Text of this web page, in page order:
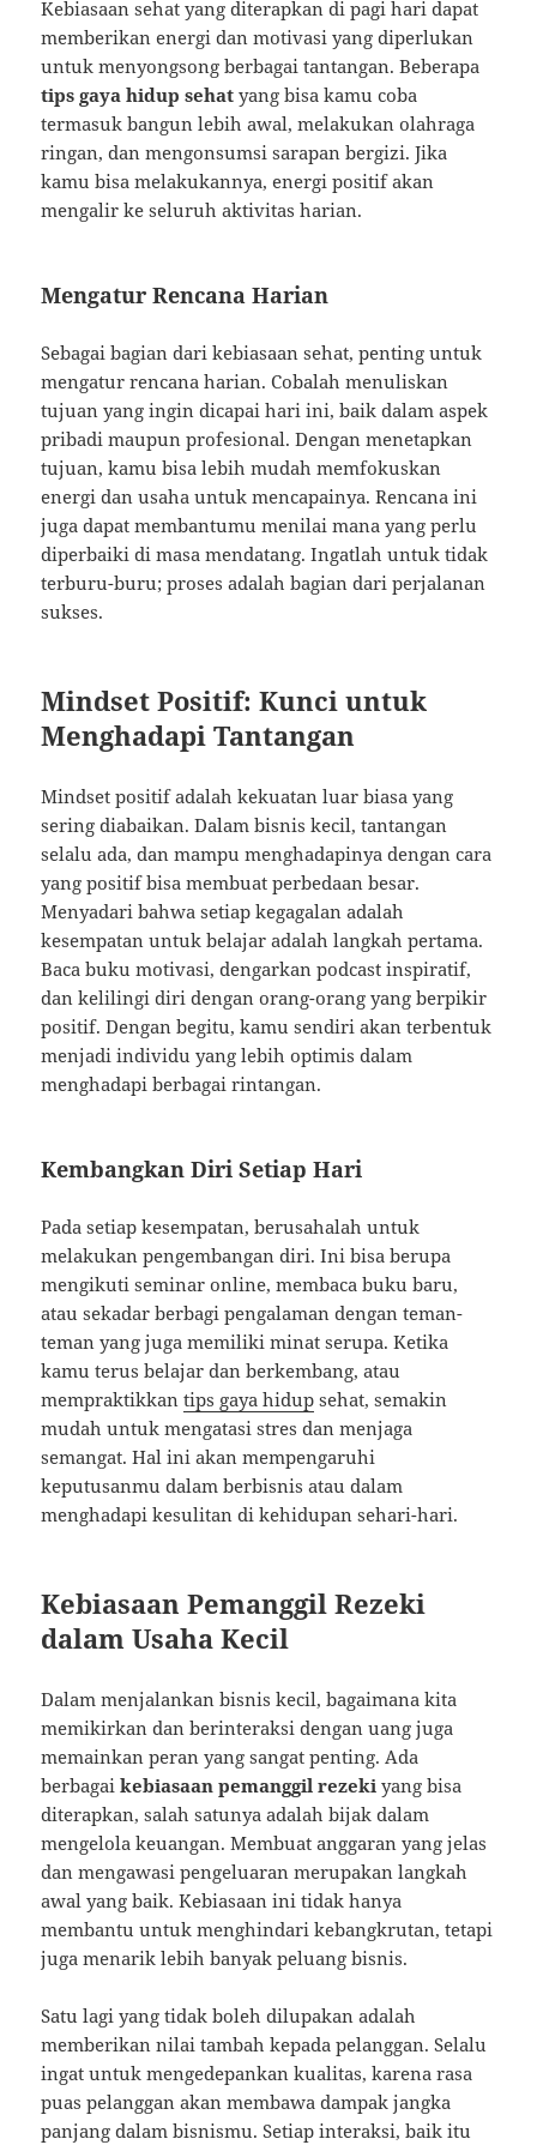
Kebiasaan sehat yang diterapkan di pagi hari dapat
memberikan energi dan motivasi yang diperlukan
untuk menyongsong berbagai tantangan. Beberapa
tips gaya hidup sehat yang bisa kamu coba
termasuk bangun lebih awal, melakukan olahraga
ringan, dan mengonsumsi sarapan bergizi. Jika
kamu bisa melakukannya, energi positif akan
mengalir ke seluruh aktivitas harian.
Mengatur Rencana Harian
Sebagai bagian dari kebiasaan sehat, penting untuk
mengatur rencana harian. Cobalah menuliskan
tujuan yang ingin dicapai hari ini, baik dalam aspek
pribadi maupun profesional. Dengan menetapkan
tujuan, kamu bisa lebih mudah memfokuskan
energi dan usaha untuk mencapainya. Rencana ini
juga dapat membantumu menilai mana yang perlu
diperbaiki di masa mendatang. Ingatlah untuk tidak
terburu-buru; proses adalah bagian dari perjalanan
sukses.
Mindset Positif: Kunci untuk
Menghadapi Tantangan
Mindset positif adalah kekuatan luar biasa yang
sering diabaikan. Dalam bisnis kecil, tantangan
selalu ada, dan mampu menghadapinya dengan cara
yang positif bisa membuat perbedaan besar.
Menyadari bahwa setiap kegagalan adalah
kesempatan untuk belajar adalah langkah pertama.
Baca buku motivasi, dengarkan podcast inspiratif,
dan kelilingi diri dengan orang-orang yang berpikir
positif. Dengan begitu, kamu sendiri akan terbentuk
menjadi individu yang lebih optimis dalam
menghadapi berbagai rintangan.
Kembangkan Diri Setiap Hari
Pada setiap kesempatan, berusahalah untuk
melakukan pengembangan diri. Ini bisa berupa
mengikuti seminar online, membaca buku baru,
atau sekadar berbagi pengalaman dengan teman-
teman yang juga memiliki minat serupa. Ketika
kamu terus belajar dan berkembang, atau
mempraktikkantips gaya hidup sehat, semakin
mudah untuk mengatasi stres dan menjaga
semangat. Hal ini akan mempengaruhi
keputusanmu dalam berbisnis atau dalam
menghadapi kesulitan di kehidupan sehari-hari.
Kebiasaan Pemanggil Rezeki
dalam Usaha Kecil
Dalam menjalankan bisnis kecil, bagaimana kita
memikirkan dan berinteraksi dengan uang juga
memainkan peran yang sangat penting. Ada
berbagaikebiasaan pemanggil rezeki yang bisa
diterapkan, salah satunya adalah bijak dalam
mengelola keuangan. Membuat anggaran yang jelas
dan mengawasi pengeluaran merupakan langkah
awal yang baik. Kebiasaan ini tidak hanya
membantu untuk menghindari kebangkrutan, tetapi
juga menarik lebih banyak peluang bisnis.
Satu lagi yang tidak boleh dilupakan adalah
memberikan nilai tambah kepada pelanggan. Selalu
ingat untuk mengedepankan kualitas, karena rasa
puas pelanggan akan membawa dampak jangka
panjang dalam bisnismu. Setiap interaksi, baik itu